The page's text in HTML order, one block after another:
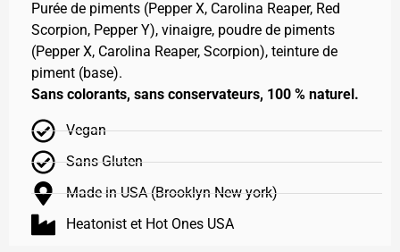
Purée de piments (Pepper X, Carolina Reaper, Red
Scorpion, Pepper Y), vinaigre, poudre de piments
(Pepper X, Carolina Reaper, Scorpion), teinture de
piment (base).
Sans colorants, sans conservateurs, 100 % naturel.
Vegan
Sans Gluten
Made in USA (Brooklyn New york)
Heatonist et Hot Ones USA